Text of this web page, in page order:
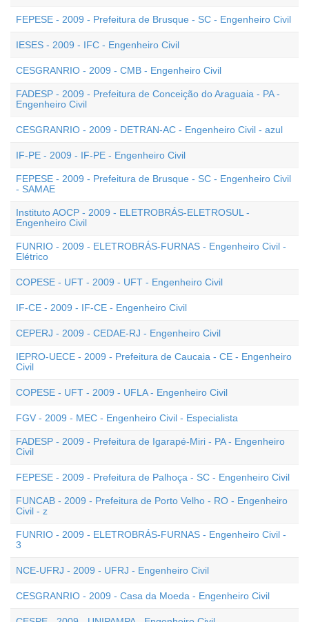
FEPESE - 2009 - Prefeitura de Brusque - SC - Engenheiro Civil
IESES - 2009 - IFC - Engenheiro Civil
CESGRANRIO - 2009 - CMB - Engenheiro Civil
FADESP - 2009 - Prefeitura de Conceição do Araguaia - PA -
Engenheiro Civil
CESGRANRIO - 2009 - DETRAN-AC - Engenheiro Civil - azul
IF-PE - 2009 - IF-PE - Engenheiro Civil
FEPESE - 2009 - Prefeitura de Brusque - SC - Engenheiro Civil
- SAMAE
Instituto AOCP - 2009 - ELETROBRÁS-ELETROSUL -
Engenheiro Civil
FUNRIO - 2009 - ELETROBRÁS-FURNAS - Engenheiro Civil -
Elétrico
COPESE - UFT - 2009 - UFT - Engenheiro Civil
IF-CE - 2009 - IF-CE - Engenheiro Civil
CEPERJ - 2009 - CEDAE-RJ - Engenheiro Civil
IEPRO-UECE - 2009 - Prefeitura de Caucaia - CE - Engenheiro
Civil
COPESE - UFT - 2009 - UFLA - Engenheiro Civil
FGV - 2009 - MEC - Engenheiro Civil - Especialista
FADESP - 2009 - Prefeitura de Igarapé-Miri - PA - Engenheiro
Civil
FEPESE - 2009 - Prefeitura de Palhoça - SC - Engenheiro Civil
FUNCAB - 2009 - Prefeitura de Porto Velho - RO - Engenheiro
Civil - z
FUNRIO - 2009 - ELETROBRÁS-FURNAS - Engenheiro Civil -
3
NCE-UFRJ - 2009 - UFRJ - Engenheiro Civil
CESGRANRIO - 2009 - Casa da Moeda - Engenheiro Civil